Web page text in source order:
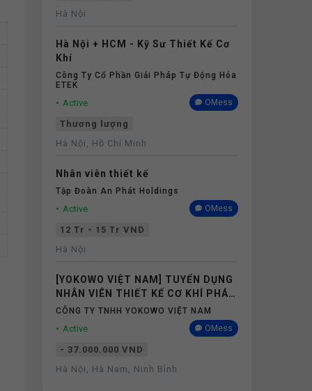
Hà Nội
Hà Nội + HCM - Kỹ Sư Thiết Kế Cơ
Khí
Công Ty Cổ Phần Giải Pháp Tự Động Hóa
ETEK
Active OMess
Thương lượng
Hà Nội, Hồ Chí Minh
Nhân viên thiết kế
Tập Đoàn An Phát Holdings
Active OMess
12 Tr - 15 Tr VND
Hà Nội
[YOKOWO VIỆT NAM] TUYỂN DỤNG
NHÂN VIÊN THIẾT KẾ CƠ KHÍ PHÁI
CỬ NHẬT BẢN 3 NĂM
CÔNG TY TNHH YOKOWO VIỆT NAM
Active OMess
- 37.000.000 VND
Hà Nội, Hà Nam, Ninh Bình